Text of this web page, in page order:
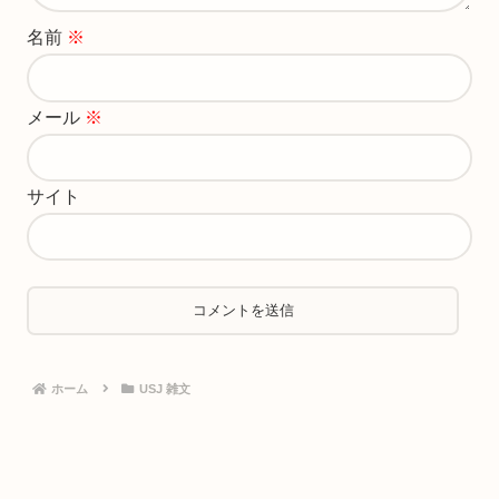
名前 ※
メール ※
サイト
ホーム USJ 雑文